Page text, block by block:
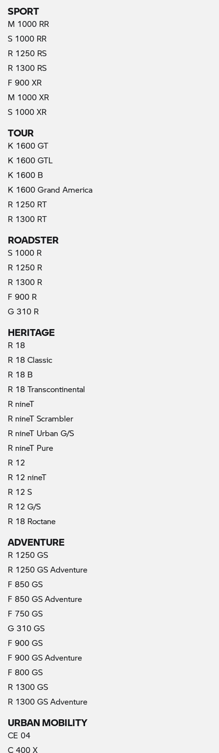
SPORT
M 1000 RR
S 1000 RR
R 1250 RS
R 1300 RS
F 900 XR
M 1000 XR
S 1000 XR
TOUR
K 1600 GT
K 1600 GTL
K 1600 B
K 1600 Grand America
R 1250 RT
R 1300 RT
ROADSTER
S 1000 R
R 1250 R
R 1300 R
F 900 R
G 310 R
HERITAGE
R 18
R 18 Classic
R 18 B
R 18 Transcontinental
R nineT
R nineT Scrambler
R nineT Urban G/S
R nineT Pure
R 12
R 12 nineT
R 12 S
R 12 G/S
R 18 Roctane
ADVENTURE
R 1250 GS
R 1250 GS Adventure
F 850 GS
F 850 GS Adventure
F 750 GS
G 310 GS
F 900 GS
F 900 GS Adventure
F 800 GS
R 1300 GS
R 1300 GS Adventure
URBAN MOBILITY
CE 04
C 400 X